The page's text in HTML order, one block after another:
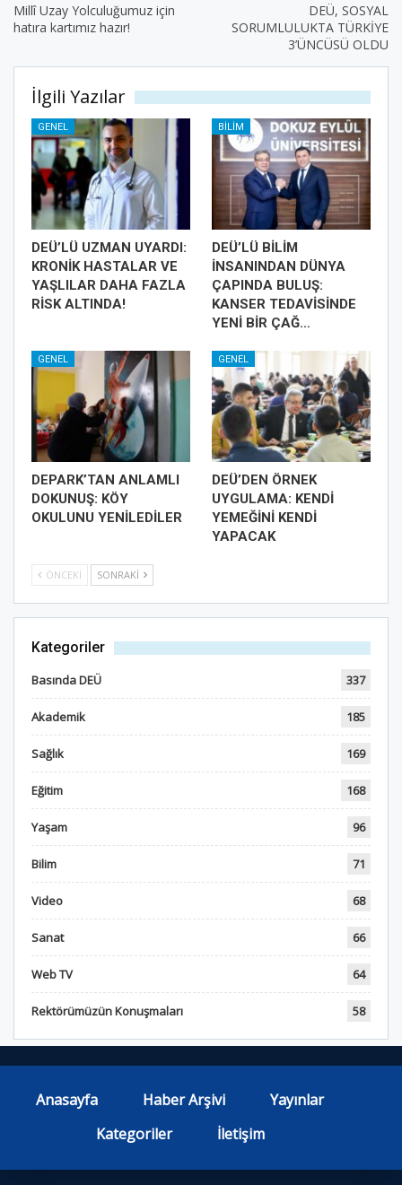
Millî Uzay Yolculuğumuz için
hatıra kartımız hazır!
DEÜ, SOSYAL
SORUMLULUKTA TÜRKİYE
3’ÜNCÜSÜ OLDU
İlgili Yazılar
GENEL
DEÜ’LÜ UZMAN UYARDI:
KRONİK HASTALAR VE
YAŞLILAR DAHA FAZLA
RİSK ALTINDA!
BILIM
DEÜ’LÜ BİLİM
İNSANINDAN DÜNYA
ÇAPINDA BULUŞ:
KANSER TEDAVİSİNDE
YENİ BİR ÇAĞ…
GENEL
DEPARK’TAN ANLAMLI
DOKUNUŞ: KÖY
OKULUNU YENİLEDİLER
GENEL
DEÜ’DEN ÖRNEK
UYGULAMA: KENDİ
YEMEĞİNİ KENDİ
YAPACAK
ÖNCEKI SONRAKI
Kategoriler
Basında DEÜ 337
Akademik 185
Sağlık 169
Eğitim 168
Yaşam 96
Bilim 71
Video 68
Sanat 66
Web TV 64
Rektörümüzün Konuşmaları 58
Anasayfa Haber Arşivi
Yayınlar
Kategoriler
İletişim